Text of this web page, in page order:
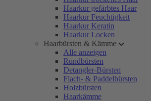
Haarkur gefärbtes Haar
Haarkur Feuchtigkeit
Haarkur Keratin
Haarkur Locken
Haarbürsten & Kämme
Alle anzeigen
Rundbürsten
Detangler-Bürsten
Flach- & Paddelbürsten
Holzbürsten
Haarkämme